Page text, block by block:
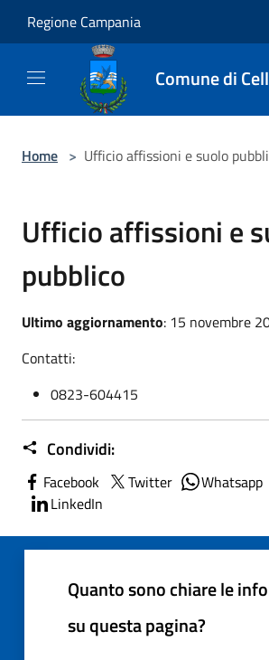
Regione Campania
Comune di
Home > Ufficio affissioni e suolo
Ufficio affissioni e
pubblico
Ultimo aggiornamento: 15 novembre
Contatti:
0823-604415
Condividi:
Facebook Twitter Whatsapp
LinkedIn
Quanto sono chiare le
su questa pagina?